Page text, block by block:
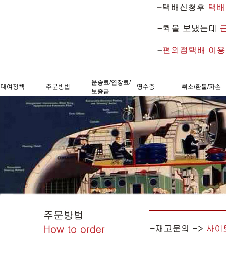
대여정책 주문방법
운송료/연장료/
보증금
영수증 취소/환불/파손